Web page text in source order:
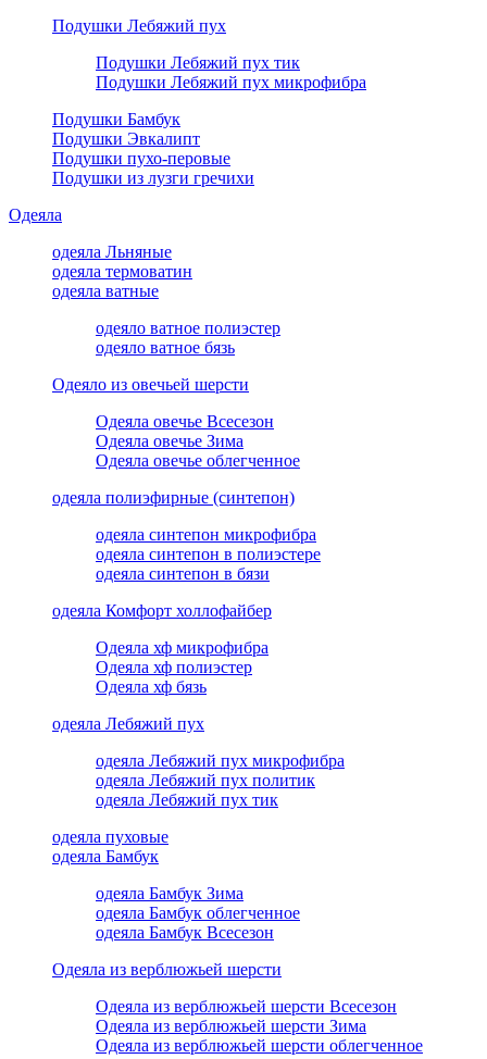
Подушки Лебяжий пух
Подушки Лебяжий пух тик
Подушки Лебяжий пух микрофибра
Подушки Бамбук
Подушки Эвкалипт
Подушки пухо-перовые
Подушки из лузги гречихи
Одеяла
одеяла Льняные
одеяла термоватин
одеяла ватные
одеяло ватное полиэстер
одеяло ватное бязь
Одеяло из овечьей шерсти
Одеяла овечье Всесезон
Одеяла овечье Зима
Одеяла овечье облегченное
одеяла полиэфирные (синтепон)
одеяла синтепон микрофибра
одеяла синтепон в полиэстере
одеяла синтепон в бязи
одеяла Комфорт холлофайбер
Одеяла хф микрофибра
Одеяла хф полиэстер
Одеяла хф бязь
одеяла Лебяжий пух
одеяла Лебяжий пух микрофибра
одеяла Лебяжий пух политик
одеяла Лебяжий пух тик
одеяла пуховые
одеяла Бамбук
одеяла Бамбук Зима
одеяла Бамбук облегченное
одеяла Бамбук Всесезон
Одеяла из верблюжьей шерсти
Одеяла из верблюжьей шерсти Всесезон
Одеяла из верблюжьей шерсти Зима
Одеяла из верблюжьей шерсти облегченное